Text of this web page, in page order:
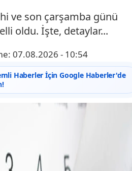
ve son çarşamba günü
oldu. İşte, detaylar...
07.08.2026 - 10:54
Haberler İçin Google Haberler'de